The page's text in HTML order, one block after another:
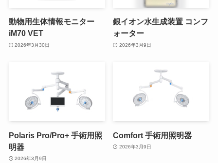
動物用生体情報モニター
iM70 VET
2026年3月30日
銀イオン水生成装置 コンフ
ォーター
2026年3月9日
Polaris Pro/Pro+ 手術用照
明器
2026年3月9日
Comfort 手術用照明器
2026年3月9日